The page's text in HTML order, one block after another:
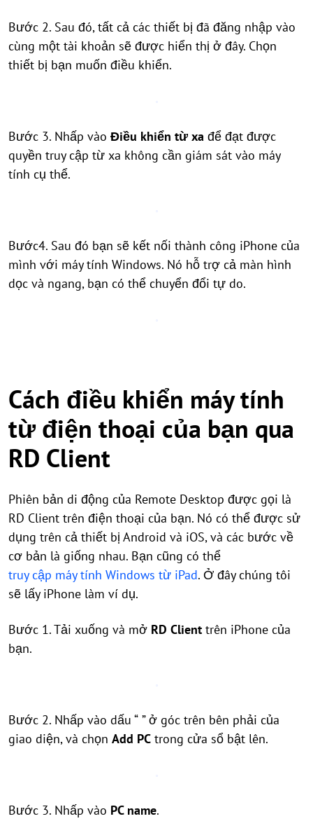
Bước 2. Sau đó, tất cả các thiết bị đã đăng nhập vào
cùng một tài khoản sẽ được hiển thị ở đây. Chọn
thiết bị bạn muốn điều khiển.
Bước 3. Nhấp vào Điều khiển từ xa để đạt được
quyền truy cập từ xa không cần giám sát vào máy
tính cụ thể.
Bước4. Sau đó bạn sẽ kết nối thành công iPhone của
mình với máy tính Windows. Nó hỗ trợ cả màn hình
dọc và ngang, bạn có thể chuyển đổi tự do.
Cách điều khiển máy tính
từ điện thoại của bạn qua
RD Client
Phiên bản di động của Remote Desktop được gọi là
RD Client trên điện thoại của bạn. Nó có thể được sử
dụng trên cả thiết bị Android và iOS, và các bước về
cơ bản là giống nhau. Bạn cũng có thể
truy cập máy tính Windows từ iPad. Ở đây chúng tôi
sẽ lấy iPhone làm ví dụ.
Bước 1. Tải xuống và mở RD Client trên iPhone của
bạn.
Bước 2. Nhấp vào dấu “ ” ở góc trên bên phải của
giao diện, và chọn Add PC trong cửa sổ bật lên.
Bước 3. Nhấp vào PC name.